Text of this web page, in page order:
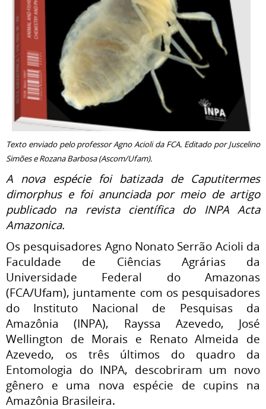
Texto enviado pelo professor Agno Acioli da FCA. Editado por Juscelino
Simões e Rozana Barbosa (Ascom/Ufam).
A nova espécie foi batizada de Caputitermes
dimorphus e foi anunciada por meio de artigo
publicado na revista científica do INPA Acta
Amazonica.
Os pesquisadores Agno Nonato Serrão Acioli da
Faculdade de Ciências Agrárias da
Universidade Federal do Amazonas
(FCA/Ufam), juntamente com os pesquisadores
do Instituto Nacional de Pesquisas da
Amazônia (INPA), Rayssa Azevedo, José
Wellington de Morais e Renato Almeida de
Azevedo, os três últimos do quadro da
Entomologia do INPA, descobriram um novo
gênero e uma nova espécie de cupins na
Amazônia Brasileira.